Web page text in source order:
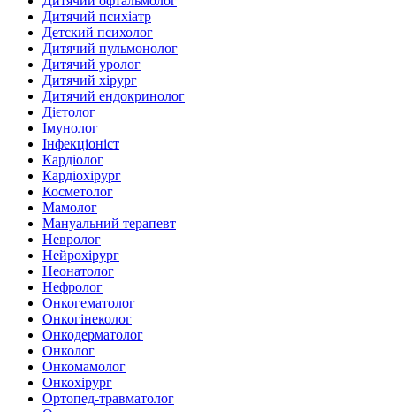
Дитячий психіатр
Детский психолог
Дитячий пульмонолог
Дитячий уролог
Дитячий хірург
Дитячий ендокринолог
Дієтолог
Імунолог
Інфекціоніст
Кардіолог
Кардіохірург
Косметолог
Мамолог
Мануальний терапевт
Невролог
Нейрохірург
Неонатолог
Нефролог
Онкогематолог
Онкогінеколог
Онкодерматолог
Онколог
Онкомамолог
Онкохірург
Ортопед-травматолог